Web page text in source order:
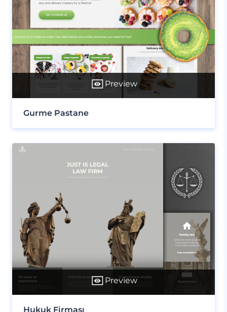
Preview
Gurme Pastane
Preview
Hukuk Firması